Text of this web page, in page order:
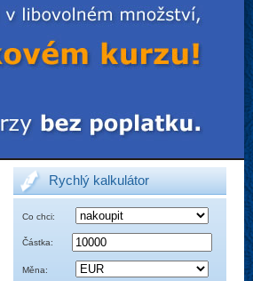
Rychlý kalkulátor
Co chci:
Částka:
Měna: